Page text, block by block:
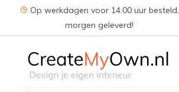
Op werkdagen voor 14.00 uur besteld,
morgen geleverd!